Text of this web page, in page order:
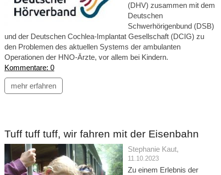
(DHV) zusammen mit dem
Deutschen
Schwerhörigenbund (DSB)
und der Deutschen Cochlea-Implantat Gesellschaft (DCIG) zu
den Problemen des aktuellen Systems der ambulanten
Operationen der HNO-Ärzte, vor allem bei Kindern.
Kommentare: 0
mehr erfahren
Tuff tuff tuff, wir fahren mit der Eisenbahn
Stephanie Kaut,
11.10.2023
Zu einem Erlebnis der